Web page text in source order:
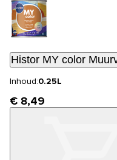
Histor MY color
Inhoud:0.25L
€ 8,49